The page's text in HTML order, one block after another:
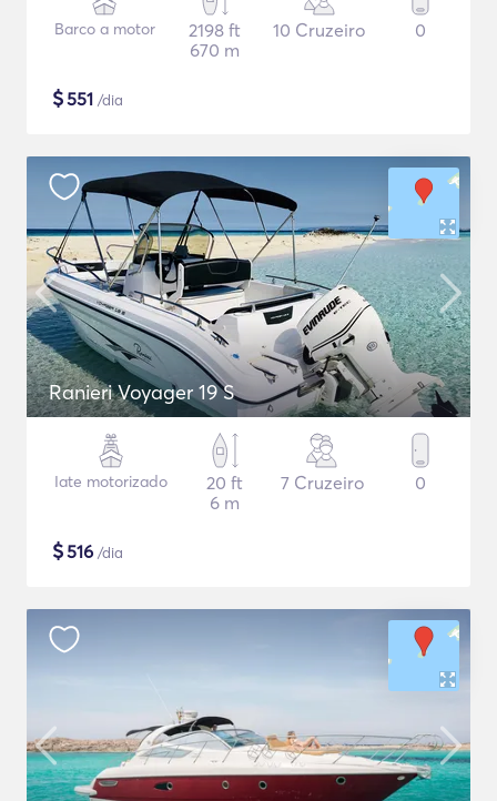
Barco a motor
2198 ft
670 m
10 Cruzeiro 0
$551 /dia
Ranieri Voyager 19 S
Iate motorizado
20 ft
6 m
7 Cruzeiro 0
$516 /dia